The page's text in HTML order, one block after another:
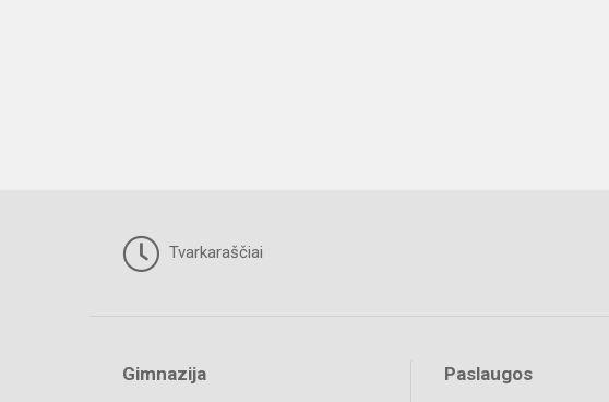
Tvarkaraščiai
Gimnazija Paslaugos